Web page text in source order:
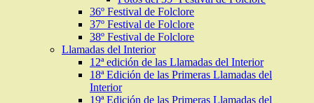
36º Festival de Folclore
37º Festival de Folclore
38º Festival de Folclore
Llamadas del Interior
12ª edición de las Llamadas del Interior
18ª Edición de las Primeras Llamadas del
Interior
19ª Edición de las Primeras Llamadas del